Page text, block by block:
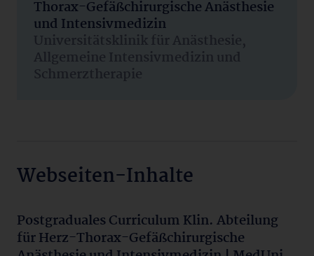
Thorax-Gefäßchirurgische Anästhesie
und Intensivmedizin
Universitätsklinik für Anästhesie,
Allgemeine Intensivmedizin und
Schmerztherapie
Webseiten-Inhalte
Postgraduales Curriculum Klin. Abteilung
für Herz-Thorax-Gefäßchirurgische